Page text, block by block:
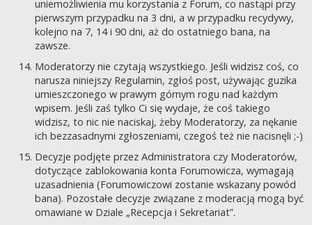
uniemożliwienia mu korzystania z Forum, co nastąpi przy
pierwszym przypadku na 3 dni, a w przypadku recydywy,
kolejno na 7, 14 i 90 dni, aż do ostatniego bana, na
zawsze.
Moderatorzy nie czytają wszystkiego. Jeśli widzisz coś, co
narusza niniejszy Regulamin, zgłoś post, używając guzika
umieszczonego w prawym górnym rogu nad każdym
wpisem. Jeśli zaś tylko Ci się wydaje, że coś takiego
widzisz, to nic nie naciskaj, żeby Moderatorzy, za nękanie
ich bezzasadnymi zgłoszeniami, czegoś też nie nacisnęli ;-)
Decyzje podjęte przez Administratora czy Moderatorów,
dotyczące zablokowania konta Forumowicza, wymagają
uzasadnienia (Forumowiczowi zostanie wskazany powód
bana). Pozostałe decyzje związane z moderacją mogą być
omawiane w Dziale „Recepcja i Sekretariat”.